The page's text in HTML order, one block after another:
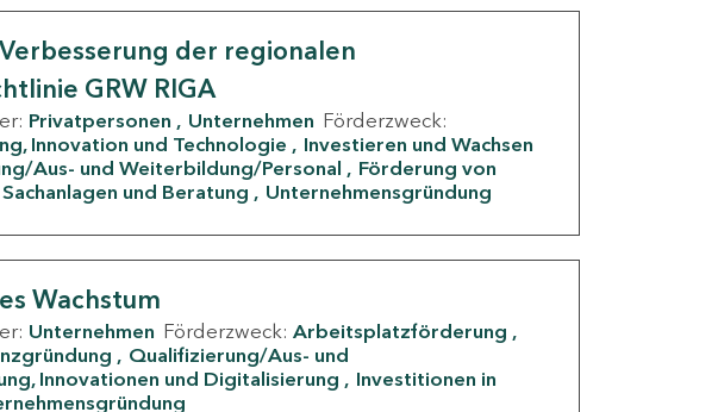
der regionalen
GRW RIGA
Privatpersonen Unternehmen Förderzweck:
Innovation und Technologie
Investieren und Wachsen
Aus- und Weiterbildung/Personal
Förderung von
und Beratung Unternehmensgründung
Wachstum
Unternehmen Förderzweck: Arbeitsplatzförderung
Qualifizierung/Aus- und
Innovationen und Digitalisierung
Investitionen in